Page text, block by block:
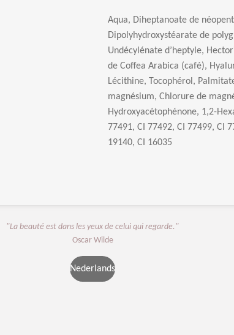
Aqua, Diheptanoate de né
Dipolyhydroxystéarate de
Undécyl énate d’heptyle,
de Coffea Arabica (café),
Lécithine, Tocophérol,
magnésium, Chlorure de magn
Hydroxyacétophénone, 1,2-
77491, CI 77492, CI 77499, CI
19140, CI 16035
"La beauté est dans les yeux de celui qui regarde."
Oscar Wilde
Nederlands